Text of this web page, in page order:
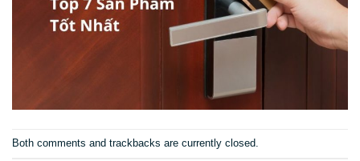
Both comments and trackbacks are currently closed.